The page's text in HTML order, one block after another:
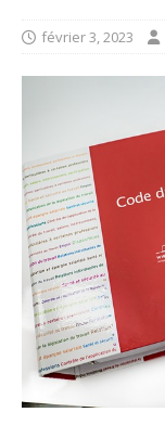
février 3, 2023